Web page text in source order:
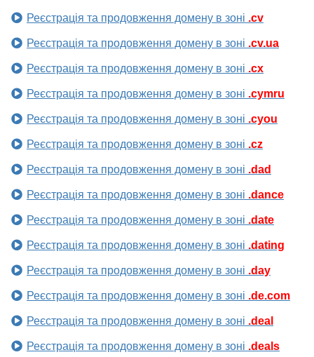
Реєстрація та продовження домену в зоні .cv
Реєстрація та продовження домену в зоні .cv.ua
Реєстрація та продовження домену в зоні .cx
Реєстрація та продовження домену в зоні .cymru
Реєстрація та продовження домену в зоні .cyou
Реєстрація та продовження домену в зоні .cz
Реєстрація та продовження домену в зоні .dad
Реєстрація та продовження домену в зоні .dance
Реєстрація та продовження домену в зоні .date
Реєстрація та продовження домену в зоні .dating
Реєстрація та продовження домену в зоні .day
Реєстрація та продовження домену в зоні .de.com
Реєстрація та продовження домену в зоні .deal
Реєстрація та продовження домену в зоні .deals